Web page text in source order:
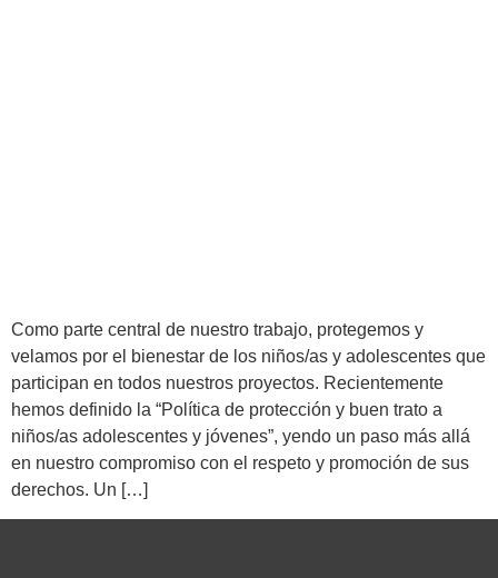
Como parte central de nuestro trabajo, protegemos y
velamos por el bienestar de los niños/as y adolescentes que
participan en todos nuestros proyectos. Recientemente
hemos definido la “Política de protección y buen trato a
niños/as adolescentes y jóvenes”, yendo un paso más allá
en nuestro compromiso con el respeto y promoción de sus
derechos. Un […]